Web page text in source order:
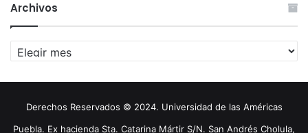
Archivos
Archivos
Derechos Reservados © 2024. Universidad de las Américas
Puebla. Ex hacienda Sta. Catarina Mártir S/N. San Andrés Cholula,